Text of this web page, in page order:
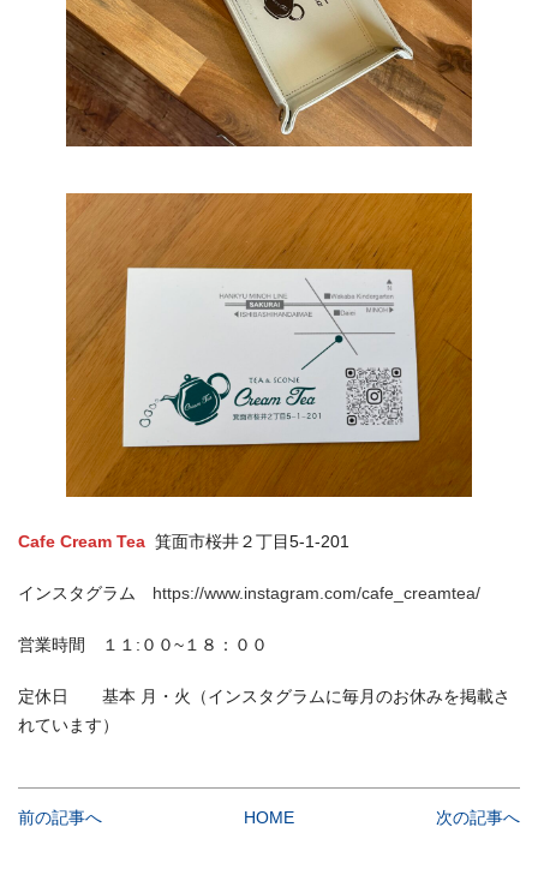
Cafe Cream Tea 箕面市桜井２丁目5-1-201
インスタグラム https://www.instagram.com/cafe_creamtea/
営業時間 １１:００~１８：００
定休日 基本 月・火（インスタグラムに毎月のお休みを掲載さ
れています）
前の記事へ HOME 次の記事へ